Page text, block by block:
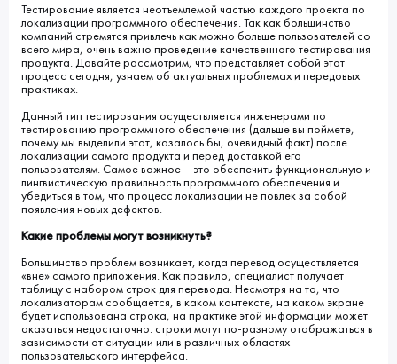
Тестирование является неотъемлемой частью каждого проекта по
локализации программного обеспечения. Так как большинство
компаний стремятся привлечь как можно больше пользователей со
всего мира, очень важно проведение качественного тестирования
продукта. Давайте рассмотрим, что представляет собой этот
процесс сегодня, узнаем об актуальных проблемах и передовых
практиках.
Данный тип тестирования осуществляется инженерами по
тестированию программного обеспечения (дальше вы поймете,
почему мы выделили этот, казалось бы, очевидный факт) после
локализации самого продукта и перед доставкой его
пользователям. Самое важное – это обеспечить функциональную и
лингвистическую правильность программного обеспечения и
убедиться в том, что процесс локализации не повлек за собой
появления новых дефектов.
Какие проблемы могут возникнуть?
Большинство проблем возникает, когда перевод осуществляется
«вне» самого приложения. Как правило, специалист получает
таблицу с набором строк для перевода. Несмотря на то, что
локализаторам сообщается, в каком контексте, на каком экране
будет использована строка, на практике этой информации может
оказаться недостаточно: строки могут по-разному отображаться в
зависимости от ситуации или в различных областях
пользовательского интерфейса.